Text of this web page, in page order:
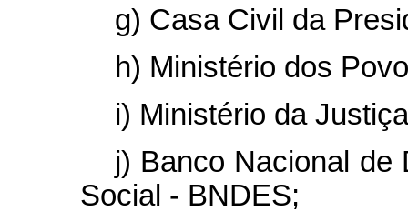
g) Casa Civil da
h) Ministério dos
i) Ministério da
j) Banco Nacional de
Social - BNDES;